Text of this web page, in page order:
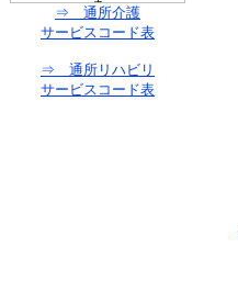
⇒ 通所介護
サービスコード表
⇒ 通所リハビリ
サービスコード表